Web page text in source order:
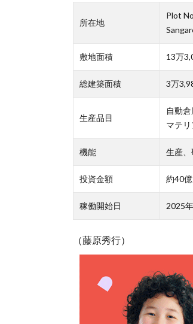
所在地
Plot
敷地面積 13万
総建築面積 3万
生産品目
自動
マテ
機能 生産
投資金額 約40
稼働開始日 2025
（藤原秀行）